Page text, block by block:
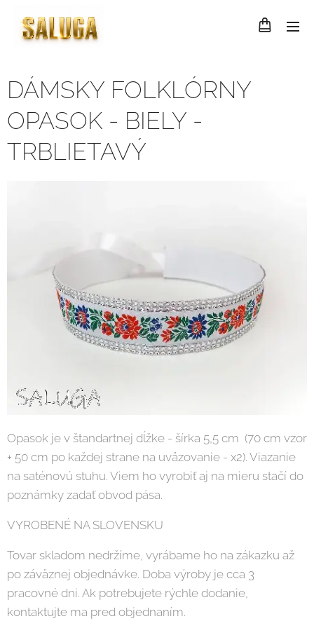
DÁMSKY FOLKLÓRNY
OPASOK - BIELY -
TRBLIETAVÝ
Opasok je v štandartnej dĺžke - šírka 5,5 cm (70 cm vzor
+ 50 cm po každej strane na uväzovanie - x2). Viazanie
na saténovú stuhu. Viem ho vyrobiť aj na mieru stačí do
poznámky zadať obvod pása.
VYROBENÉ NA SLOVENSKU
Tovar skladom nedržíme, vyrábame ho na zákazku až
po záväznej objednávke. Doba výroby je cca 3
pracovné dni. Ak potrebujete rýchle dodanie,
kontaktujte ma pred objednaním.